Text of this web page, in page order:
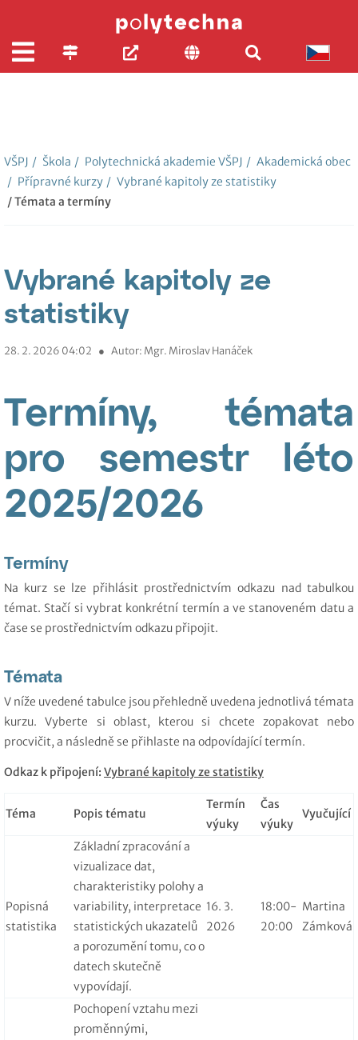
VŠPJ / Škola / Polytechnická akademie VŠPJ / Akademická obec
/ Přípravné kurzy / Vybrané kapitoly ze statistiky
/ Témata a termíny
Vybrané kapitoly ze
statistiky
28. 2. 2026 04:02 ● Autor: Mgr. Miroslav Hanáček
Termíny, témata
pro semestr léto
2025/2026
Termíny
Na kurz se lze přihlásit prostřednictvím odkazu nad tabulkou
témat. Stačí si vybrat konkrétní termín a ve stanoveném datu a
čase se prostřednictvím odkazu připojit.
Témata
V níže uvedené tabulce jsou přehledně uvedena jednotlivá témata
kurzu. Vyberte si oblast, kterou si chcete zopakovat nebo
procvičit, a následně se přihlaste na odpovídající termín.
Odkaz k připojení: Vybrané kapitoly ze statistiky
Téma Popis tématu
Termín
výuky
Čas
výuky
Vyučující
Popisná
statistika
Základní zpracování a
vizualizace dat,
charakteristiky polohy a
variability, interpretace
statistických ukazatelů
a porozumění tomu, co o
datech skutečně
vypovídají.
16. 3.
2026
18:00-
20:00
Martina
Zámková
Pochopení vztahu mezi
proměnnými,